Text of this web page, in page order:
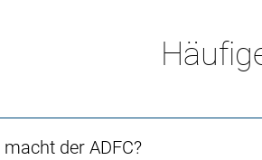
der ADFC?